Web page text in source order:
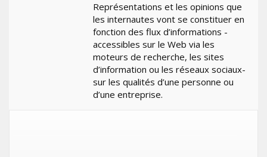
Représentations et les opinions que
les internautes vont se constituer en
fonction des flux d’informations -
accessibles sur le Web via les
moteurs de recherche, les sites
d’information ou les réseaux sociaux-
sur les qualités d’une personne ou
d’une entreprise.